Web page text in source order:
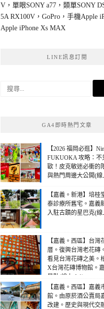
V，單眼SONY a77，類單SONY
5A RX100V，GoPro，手機Apple
Apple iPhone Xs MAX
LINE訊息訂閱
搜
GA4即時熱門文章
【2026 福岡必逛】
FUKUOKA 攻略：不
歐！皮克敏迷必衝的
與熱門周邊大公開(線
【嘉義。新港】培桂
泰診療所舊宅。嘉義
入駐古蹟的星巴克(線
【嘉義。西區】台灣
厝。復興台灣老花磚
看見台灣花磚之美。
X台灣花磚博物館。
景點(線上：1)
【嘉義。西區】嘉義
館。由原菸酒公賣局
改建。歷史與現代交